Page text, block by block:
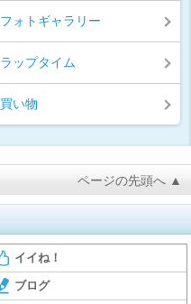
フォトギャラリー
ラップタイム
買い物
ページの先頭へ ▲
イイね！
ブログ